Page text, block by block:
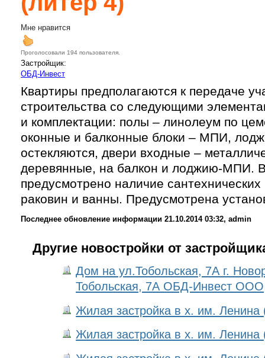
Мне нравится
Проголосовали 194 пользователя.
Застройщик:
ОБД-Инвест
Квартиры предполагаются к передаче
строительства со следующими
и комплектации: полы – линолеум по
оконные и балконные блоки – МПИ,
остекляются, двери входные –
деревянные, на балкон и лоджию-МПИ. В
предусмотрено наличие
раковин и ванны. Предусмотрена
Последнее обновление информации 21.10.2014 03:32, admin
Другие новостройки от
Дом на ул.Тобольская, 7А г.
Тобольская, 7А ОБД-Инвест ООО
Жилая застройка в х. им. Ленина
Жилая застройка в х. им. Ленина